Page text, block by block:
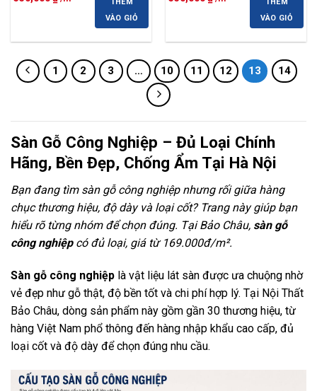
THÊM
VÀO GIỎ
THÊM
VÀO GIỎ
1 2 3 … 10 11 12 13 14
Sàn Gỗ Công Nghiệp – Đủ Loại Chính
Hãng, Bền Đẹp, Chống Ẩm Tại Hà Nội
Bạn đang tìm sàn gỗ công nghiệp nhưng rối giữa hàng
chục thương hiệu, độ dày và loại cốt? Trang này giúp bạn
hiểu rõ từng nhóm để chọn đúng. Tại Bảo Châu, sàn gỗ
công nghiệpcó đủ loại, giá từ 169.000đ/m².
Sàn gỗ công nghiệp là vật liệu lát sàn được ưa chuộng nhờ
vẻ đẹp như gỗ thật, độ bền tốt và chi phí hợp lý. Tại Nội Thất
Bảo Châu, dòng sản phẩm này gồm gần 30 thương hiệu, từ
hàng Việt Nam phổ thông đến hàng nhập khẩu cao cấp, đủ
loại cốt và độ dày để chọn đúng nhu cầu.